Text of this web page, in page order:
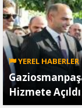
YEREL HABERLER
Hizmete Açıldı